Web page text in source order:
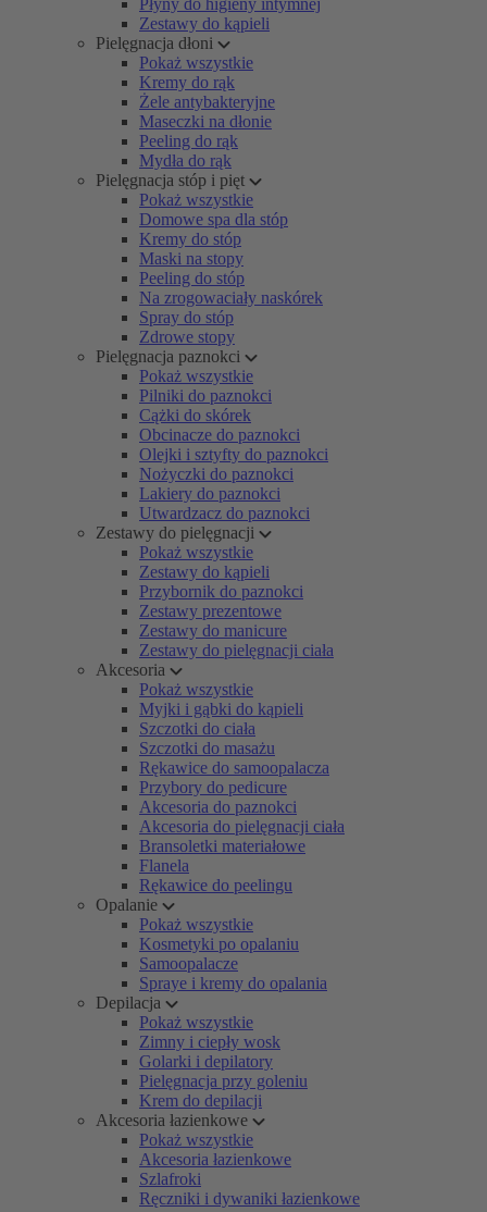
Płyny do higieny intymnej
Zestawy do kąpieli
Pielęgnacja dłoni
Pokaż wszystkie
Kremy do rąk
Żele antybakteryjne
Maseczki na dłonie
Peeling do rąk
Mydła do rąk
Pielęgnacja stóp i pięt
Pokaż wszystkie
Domowe spa dla stóp
Kremy do stóp
Maski na stopy
Peeling do stóp
Na zrogowaciały naskórek
Spray do stóp
Zdrowe stopy
Pielęgnacja paznokci
Pokaż wszystkie
Pilniki do paznokci
Cążki do skórek
Obcinacze do paznokci
Olejki i sztyfty do paznokci
Nożyczki do paznokci
Lakiery do paznokci
Utwardzacz do paznokci
Zestawy do pielęgnacji
Pokaż wszystkie
Zestawy do kąpieli
Przybornik do paznokci
Zestawy prezentowe
Zestawy do manicure
Zestawy do pielęgnacji ciała
Akcesoria
Pokaż wszystkie
Myjki i gąbki do kąpieli
Szczotki do ciała
Szczotki do masażu
Rękawice do samoopalacza
Przybory do pedicure
Akcesoria do paznokci
Akcesoria do pielęgnacji ciała
Bransoletki materiałowe
Flanela
Rękawice do peelingu
Opalanie
Pokaż wszystkie
Kosmetyki po opalaniu
Samoopalacze
Spraye i kremy do opalania
Depilacja
Pokaż wszystkie
Zimny i ciepły wosk
Golarki i depilatory
Pielęgnacja przy goleniu
Krem do depilacji
Akcesoria łazienkowe
Pokaż wszystkie
Akcesoria łazienkowe
Szlafroki
Ręczniki i dywaniki łazienkowe